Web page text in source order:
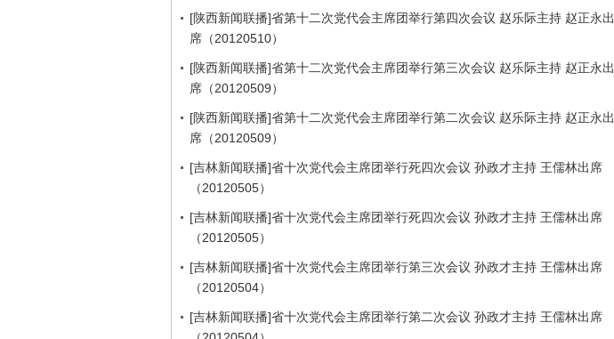
[陕西新闻联播]省第十二次党代会主席团举行第四次会议 赵乐际主持 赵正永出
席（20120510）
[陕西新闻联播]省第十二次党代会主席团举行第三次会议 赵乐际主持 赵正永出
席（20120509）
[陕西新闻联播]省第十二次党代会主席团举行第二次会议 赵乐际主持 赵正永出
席（20120509）
[吉林新闻联播]省十次党代会主席团举行死四次会议 孙政才主持 王儒林出席
（20120505）
[吉林新闻联播]省十次党代会主席团举行死四次会议 孙政才主持 王儒林出席
（20120505）
[吉林新闻联播]省十次党代会主席团举行第三次会议 孙政才主持 王儒林出席
（20120504）
[吉林新闻联播]省十次党代会主席团举行第二次会议 孙政才主持 王儒林出席